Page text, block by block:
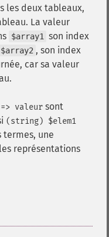
les deux tableaux,
La valeur
$array1
son index
$array2 , son index
car sa valeur
valeur sont
(string) $elem1
termes, une
représentations